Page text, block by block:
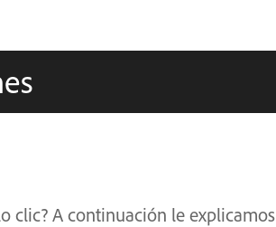
clic? A continuación le explicamos